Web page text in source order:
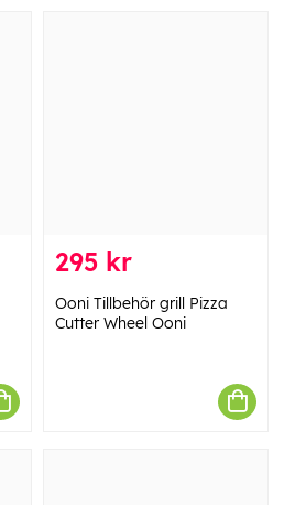
295 kr
Ooni Tillbehör grill Pizza
Cutter Wheel Ooni